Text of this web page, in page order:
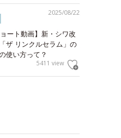
2025/08/22
ョート動画】新・シワ改
ザ リンクルセラム」の
使い方って？
5411 view